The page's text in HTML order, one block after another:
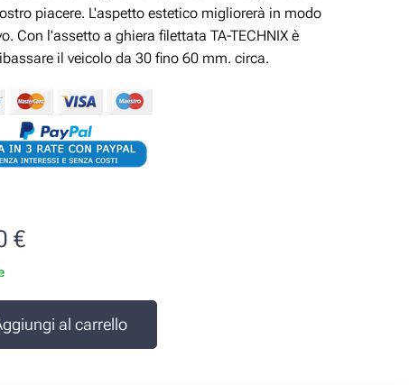
piacere. L'aspetto estetico migliorerà in modo
Con l'assetto a ghiera filettata TA-TECHNIX è
il veicolo da 30 fino 60 mm. circa.
€
al carrello